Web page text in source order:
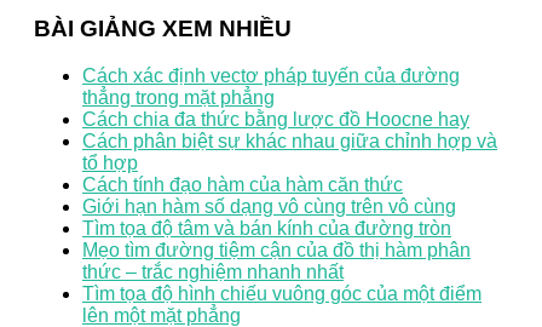
BÀI GIẢNG XEM NHIỀU
Cách xác định vectơ pháp tuyến của đường
thẳng trong mặt phẳng
Cách chia đa thức bằng lược đồ Hoocne hay
Cách phân biệt sự khác nhau giữa chỉnh hợp và
tổ hợp
Cách tính đạo hàm của hàm căn thức
Giới hạn hàm số dạng vô cùng trên vô cùng
Tìm tọa độ tâm và bán kính của đường tròn
Mẹo tìm đường tiệm cận của đồ thị hàm phân
thức – trắc nghiệm nhanh nhất
Tìm tọa độ hình chiếu vuông góc của một điểm
lên một mặt phẳng